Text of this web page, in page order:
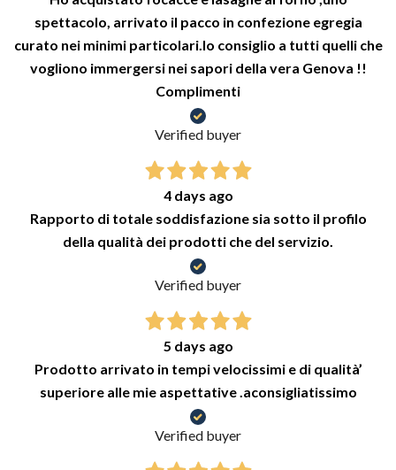
spettacolo, arrivato il pacco in confezione egregia
curato nei minimi particolari.lo consiglio a tutti quelli che
vogliono immergersi nei sapori della vera Genova !!
Complimenti
Verified buyer
4 days ago
Rapporto di totale soddisfazione sia sotto il profilo
della qualità dei prodotti che del servizio.
Verified buyer
5 days ago
Prodotto arrivato in tempi velocissimi e di qualità’
superiore alle mie aspettative .aconsigliatissimo
Verified buyer